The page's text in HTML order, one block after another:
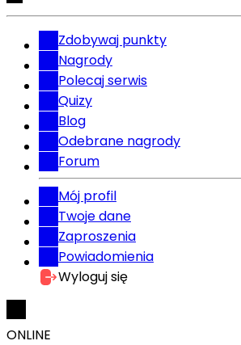
Zdobywaj punkty
Nagrody
Polecaj serwis
Quizy
Blog
Odebrane nagrody
Forum
Mój profil
Twoje dane
Zaproszenia
Powiadomienia
Wyloguj się
ONLINE